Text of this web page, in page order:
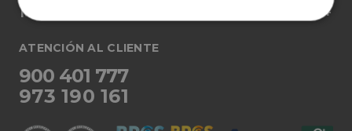
Más información
ATENCIÓN AL CLIENTE
900 401 777
973 190 161
Cookies
necesarias
Cookies de
preferencias
funcionalidad